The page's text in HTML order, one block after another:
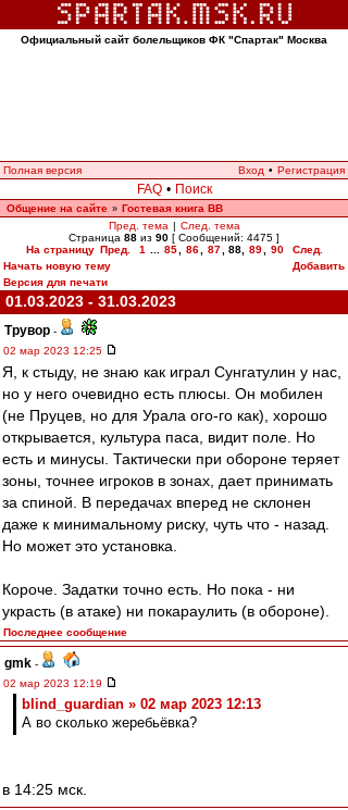
Официальный сайт болельщиков ФК "Спартак" Москва
Полная версия Вход • Регистрация
FAQ • Поиск
Общение на сайте » Гостевая книга ВВ
Пред. тема | След. тема
Страница 88 из 90 [ Сообщений: 4475 ]
На страницу Пред. 1 85 86 87 88, 89 90
След.
Начать новую тему
Добавить
Версия для печати
01.03.2023 - 31.03.2023
Трувор -
02 мар 2023 12:25
Я, к стыду, не знаю как играл Сунгатулин у нас,
но у него очевидно есть плюсы. Он мобилен
(не Пруцев, но для Урала ого-го как), хорошо
открывается, культура паса, видит поле. Но
есть и минусы. Тактически при обороне теряет
зоны, точнее игроков в зонах, дает принимать
за спиной. В передачах вперед не склонен
даже к минимальному риску, чуть что - назад.
Но может это установка.
Короче. Задатки точно есть. Но пока - ни
украсть (в атаке) ни покараулить (в обороне).
Последнее сообщение
gmk -
02 мар 2023 12:19
blind_guardian » 02 мар 2023 12:13
А во сколько жеребьёвка?
в 14:25 мск.